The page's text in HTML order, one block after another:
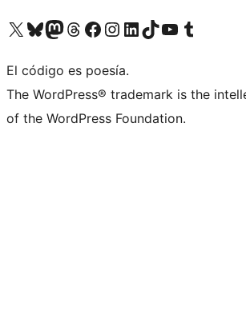
Visit our X (formerly Twitter) account
Visit our Bluesky account
Visit our Mastodon account
Visit our Threads account
Visita nuestra página de Facebook
Visita nuestra cuenta de Instagram
Visita nuestra cuenta de LinkedIn
Visit our TikTok account
Visita nuestro canal de YouTube
Visit our Tumblr account
El código es poesía.
The WordPress® trademark is the
of the WordPress Foundation.